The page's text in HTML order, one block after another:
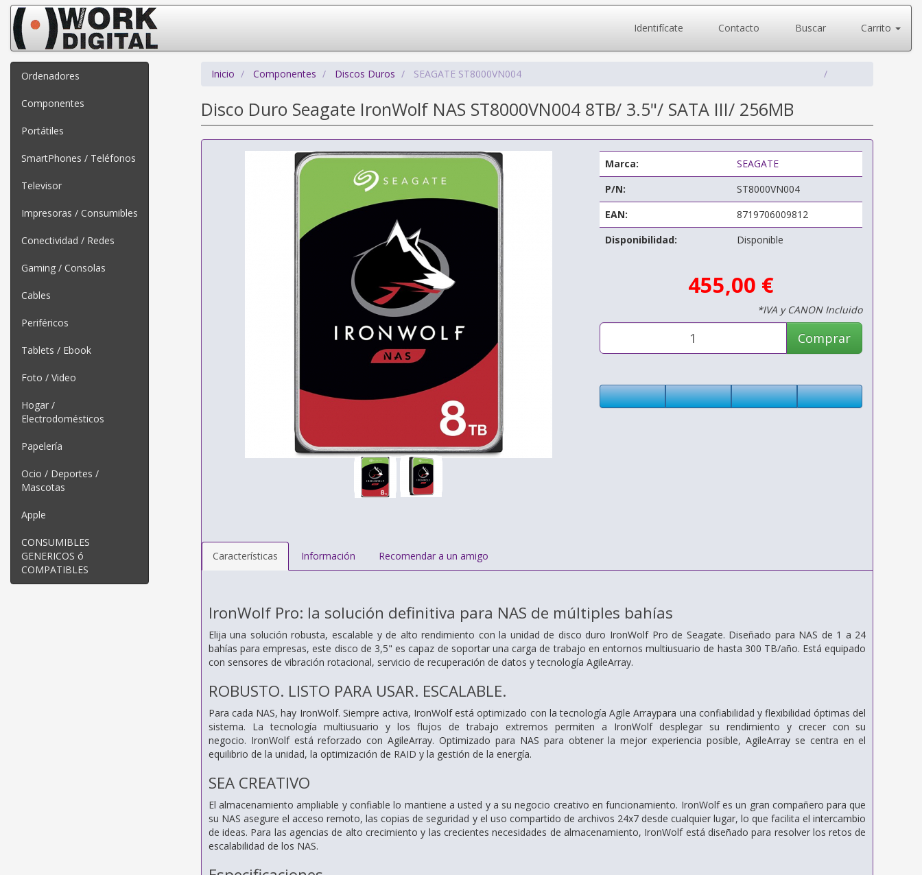
Identifícate Contacto Buscar Carrito
Ordenadores
Componentes
Portátiles
SmartPhones / Teléfonos
Televisor
Impresoras / Consumibles
Conectividad / Redes
Gaming / Consolas
Cables
Periféricos
Tablets / Ebook
Foto / Video
Hogar /
Electrodomésticos
Papelería
Ocio / Deportes /
Mascotas
Apple
CONSUMIBLES
GENERICOS ó
COMPATIBLES
Inicio Componentes Discos Duros SEAGATE ST8000VN004
Disco Duro Seagate IronWolf NAS ST8000VN004 8TB/ 3.5"/ SATA III/ 256MB
Marca:
SEAGATE
P/N:
ST8000VN004
EAN:
8719706009812
Disponibilidad:
Disponible
455,00 €
*IVA y CANON Incluido
Comprar
Características Información Recomendar a un amigo
IronWolf Pro: la solución definitiva para NAS de múltiples bahías
Elija una solución robusta, escalable y de alto rendimiento con la unidad de disco duro IronWolf Pro de Seagate. Diseñado para NAS de 1 a 24
bahías para empresas, este disco de 3,5" es capaz de soportar una carga de trabajo en entornos multiusuario de hasta 300 TB/año. Está equipado
con sensores de vibración rotacional, servicio de recuperación de datos y tecnología AgileArray.
ROBUSTO. LISTO PARA USAR. ESCALABLE.
Para cada NAS, hay IronWolf. Siempre activa, IronWolf está optimizado con la tecnologíaAgile Arraypara una confiabilidad y flexibilidad óptimas del
sistema. La tecnología multiusuario y los flujos de trabajo extremos permiten a IronWolf desplegar su rendimiento y crecer con su
negocio. IronWolf está reforzado con AgileArray. Optimizado para NAS para obtener la mejor experiencia posible, AgileArray se centra en el
equilibrio de la unidad, la optimización de RAID y la gestión de la energía.
SEA CREATIVO
El almacenamiento ampliable y confiable lo mantiene a usted y a su negocio creativo en funcionamiento. IronWolf es un gran compañero para que
su NAS asegure el acceso remoto, las copias de seguridad y el uso compartido de archivos 24x7 desde cualquier lugar, lo que facilita el intercambio
de ideas. Para las agencias de alto crecimiento y las crecientes necesidades de almacenamiento, IronWolf está diseñado para resolver los retos de
escalabilidad de los NAS.